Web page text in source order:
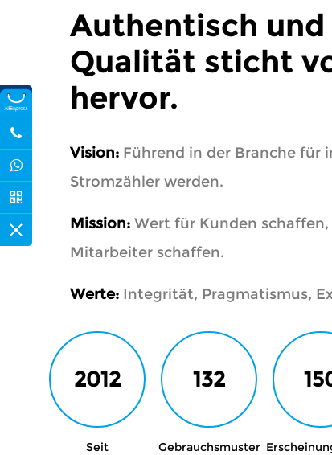
Authentisch und
Qualität sticht
hervor.
Vision: Führend in der Branche für
Stromzähler werden.
Mission: Wert für Kunden
Mitarbeiter schaffen.
Werte: Integrität, Pragmatismus,
2012
Seit
132
Gebrauchsmuster